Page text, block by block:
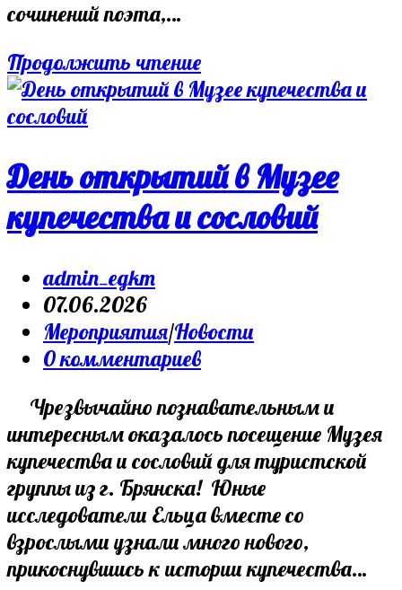
сочинений поэта,…
Продолжить чтение«Здесь
был
пришел
Пушкинский
день
День открытий в Музее
купечества и сословий
Post
author:
admin_egkm
Запись
опубликована:
07.06.2026
Post
category:
Мероприятия/Новости
Post
0 комментариев
Чрезвычайно познавательным и
интересным оказалось посещение Музея
купечества и сословий для туристской
группы из г. Брянска! Юные
исследователи Ельца вместе со
взрослыми узнали много нового,
прикоснувшись к истории купечества…